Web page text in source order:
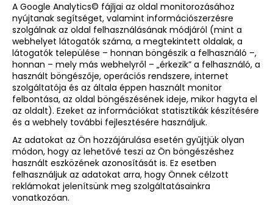
A Google Analytics© fájljai az oldal monitorozásához
nyújtanak segítséget, valamint információszerzésre
szolgálnak az oldal felhasználásának módjáról (mint a
webhelyet látogatók száma, a megtekintett oldalak, a
látogatók települése – honnan böngészik a felhasználó –,
honnan – mely más webhelyről – „érkezik” a felhasználó, a
használt böngészője, operációs rendszere, internet
szolgáltatója és az általa éppen használt monitor
felbontása, az oldal böngészésének ideje, mikor hagyta el
az oldalt). Ezeket az információkat statisztikák készítésére
és a webhely további fejlesztésére használjuk.
Az adatokat az Ön hozzájárulása esetén gyűjtjük olyan
módon, hogy az lehetővé teszi az Ön böngészéshez
használt eszközének azonosítását is. Ez esetben
felhasználjuk az adatokat arra, hogy Önnek célzott
reklámokat jelenítsünk meg szolgáltatásainkra
vonatkozóan.